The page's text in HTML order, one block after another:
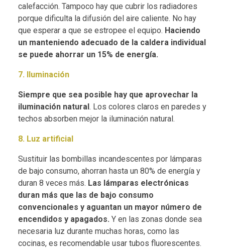
calefacción. Tampoco hay que cubrir los radiadores
porque dificulta la difusión del aire caliente. No hay
que esperar a que se estropee el equipo. Haciendo
un manteniendo adecuado de la caldera individual
se puede ahorrar un 15% de energía.
7. Iluminación
Siempre que sea posible hay que aprovechar la
iluminación natural . Los colores claros en paredes y
techos absorben mejor la iluminación natural.
8. Luz artificial
Sustituir las bombillas incandescentes por lámparas
de bajo consumo, ahorran hasta un 80% de energía y
duran 8 veces más. Las lámparas electrónicas
duran más que las de bajo consumo
convencionales y aguantan un mayor número de
encendidos y apagados. Y en las zonas donde sea
necesaria luz durante muchas horas, como las
cocinas, es recomendable usar tubos fluorescentes.